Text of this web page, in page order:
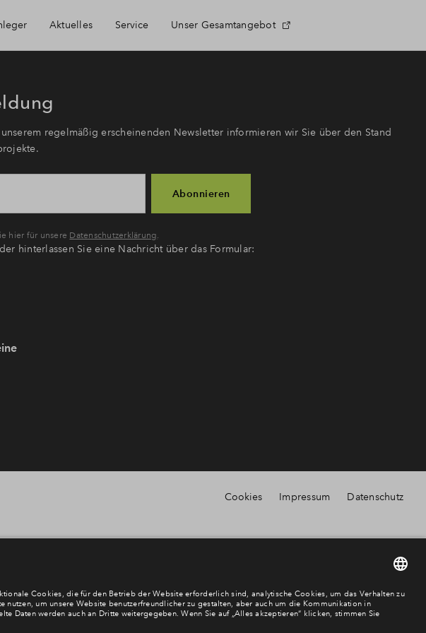
Aktuelles Service
Finanzierung
Kontakt
Unser Gesamtangebot
regelmäßig erscheinenden Newsletter informieren wir Sie über den Stand
Abonnieren
hier für unsere Datenschutzerklärung.
hinterlassen Sie eine Nachricht über das Formular:
Cookies Impressum Datenschutz